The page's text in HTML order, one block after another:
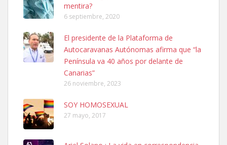
SHIBA PERDIDO AVDA JOSE MESA Y LOPEZ
PERRO MACHO RAZA SHIBA CON MICROCHIP PERDIDO HOY
06/07/2025 ZONA MESA Y LOPEZ. ES MUY ASUSTADIZO
Leales.org » Gran Canaria
6.7.2025
mentira?
6 septiembre, 2020
El presidente de la Plataforma de
Autocaravanas Autónomas afirma que “la
Península va 40 años por delante de
Canarias”
26 noviembre, 2023
SOY HOMOSEXUAL
27 mayo, 2017